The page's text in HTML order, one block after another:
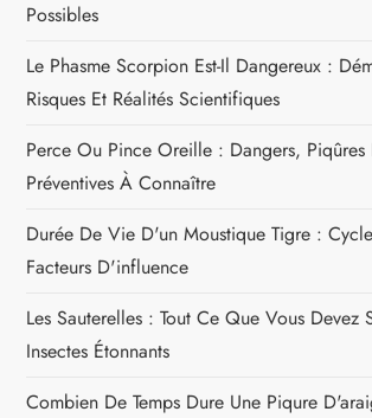
Possibles
Le Phasme Scorpion Est-Il Dangereux :
Risques Et Réalités Scientifiques
Perce Ou Pince Oreille : Dangers, Piqûres
Préventives À Connaître
Durée De Vie D'un Moustique Tigre :
Facteurs D'influence
Les Sauterelles : Tout Ce Que Vous Devez
Insectes Étonnants
Combien De Temps Dure Une Piqure